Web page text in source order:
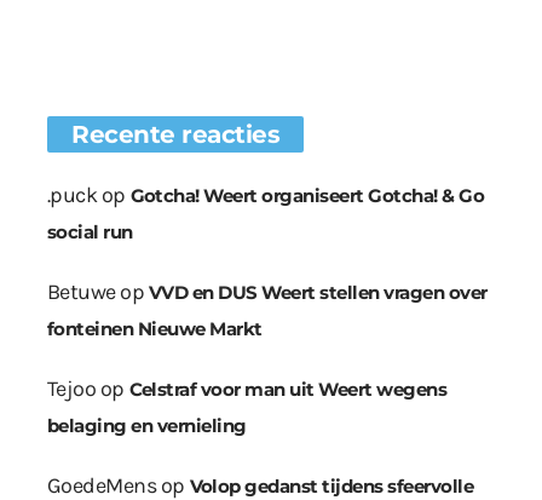
Recente reacties
.puckop Gotcha! Weert organiseert Gotcha! & Go
social run
Betuweop VVD en DUS Weert stellen vragen over
fonteinen Nieuwe Markt
Tejoo op Celstraf voor man uit Weert wegens
belaging en vernieling
GoedeMensop Volop gedanst tijdens sfeervolle